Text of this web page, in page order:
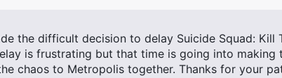
the difficult decision to delay Suicide Squad:
is frustrating but that time is going into
chaos to Metropolis together. Thanks for your